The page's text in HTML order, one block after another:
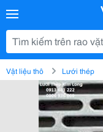
Vật liệu thô Lưới thép